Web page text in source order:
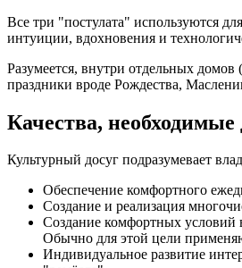
Все три "постулата" используются
интуиции, вдохновения и
Разумеется, внутри отдельных
праздники вроде Рождества,
Качества,
Культурный досуг подразумевает
Обеспечение комфортного
Создание и реализация
Создание комфортных условий
Обычно для этой цели
Индивидуальное развитие